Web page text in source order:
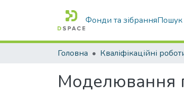
Фонди та зібранняПошук
Головна Кваліфікаційні
Моделювання